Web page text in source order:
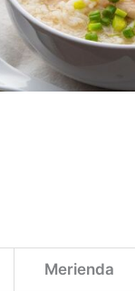
Merienda